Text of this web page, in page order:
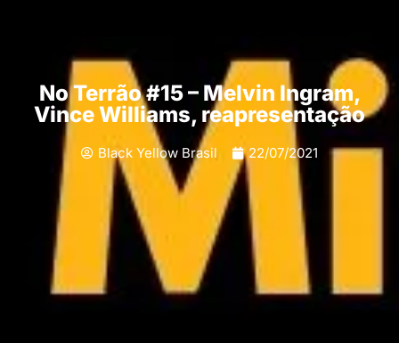
No Terrão #15 – Melvin Ingram,
Vince Williams, reapresentação
Black Yellow Brasil 22/07/2021